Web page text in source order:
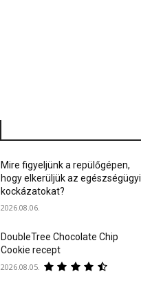
Mire figyeljünk a repülőgépen,
hogy elkerüljük az egészségügyi
kockázatokat?
2026.08.06.
DoubleTree Chocolate Chip
Cookie recept
2026.08.05.